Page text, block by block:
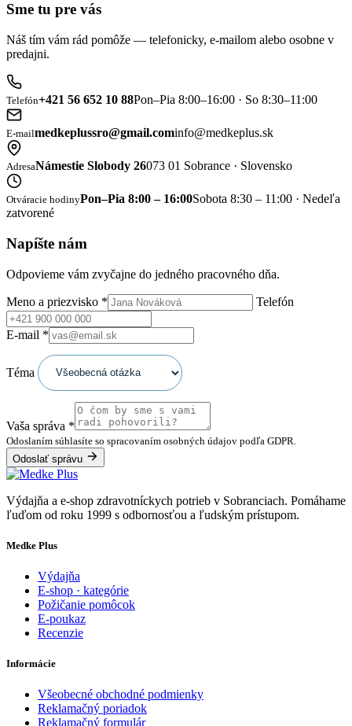
Sme tu pre vás
Náš tím vám rád pomôže — telefonicky, e-mailom alebo osobne v
predajni.
Telefón+421 56 652 10 88Pon–Pia 8:00–16:00 · So 8:30–11:00
E-mailmedkeplussro@gmail.cominfo@medkeplus.sk
AdresaNámestie Slobody 26073 01 Sobrance · Slovensko
Otváracie hodinyPon–Pia 8:00 – 16:00Sobota 8:30 – 11:00 · Nedeľa
zatvorené
Napíšte nám
Odpovieme vám zvyčajne do jedného pracovného dňa.
Meno a priezvisko * Telefón
E-mail *
Téma
Vaša správa *
Odoslaním súhlasíte so spracovaním osobných údajov podľa GDPR.
Odoslať správu
Výdajňa a e-shop zdravotníckych potrieb v Sobranciach. Pomáhame
ľuďom od roku 1999 s odbornosťou a ľudským prístupom.
Medke Plus
Výdajňa
E-shop · kategórie
Požičanie pomôcok
E-poukaz
Recenzie
Informácie
Všeobecné obchodné podmienky
Reklamačný poriadok
Reklamačný formulár